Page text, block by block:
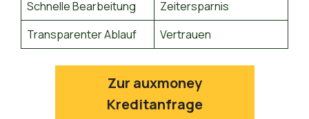
Schnelle Bearbeitung
Zeitersparnis
Transparenter Ablauf
Vertrauen
Zur auxmoney
Kreditanfrage